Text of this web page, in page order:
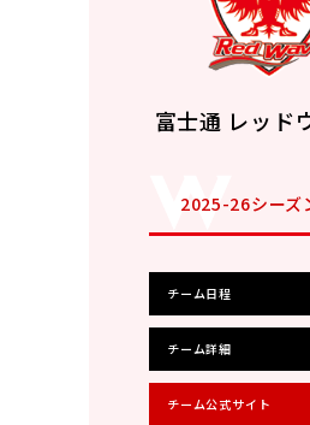
富士通 レッド
2025-26シーズ
チーム日程
チーム詳細
チーム公式サイト